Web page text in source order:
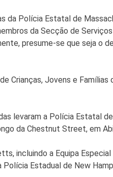
da Polícia Estatal de
da Secção de
presume-se que seja o
Crianças, Jovens e
levaram a Polícia Estatal
da Chestnut Street, em
incluindo a Equipa
Estadual de New